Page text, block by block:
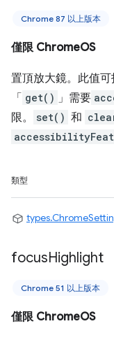
Chrome 87 以上版本
僅限 ChromeOS
置頂放大鏡。此值可
「 get() 」需要
限。
set() 和
類型
focusHighlight
Chrome 51 以上版本
僅限 ChromeOS